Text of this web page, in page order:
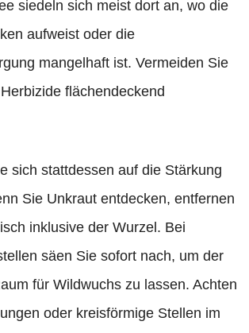
siedeln sich meist dort an, wo die
aufweist oder die
mangelhaft ist. Vermeiden Sie
flächendeckend
sich stattdessen auf die Stärkung
Sie Unkraut entdecken, entfernen
inklusive der Wurzel. Bei
säen Sie sofort nach, um der
für Wildwuchs zu lassen. Achten
oder kreisförmige Stellen im